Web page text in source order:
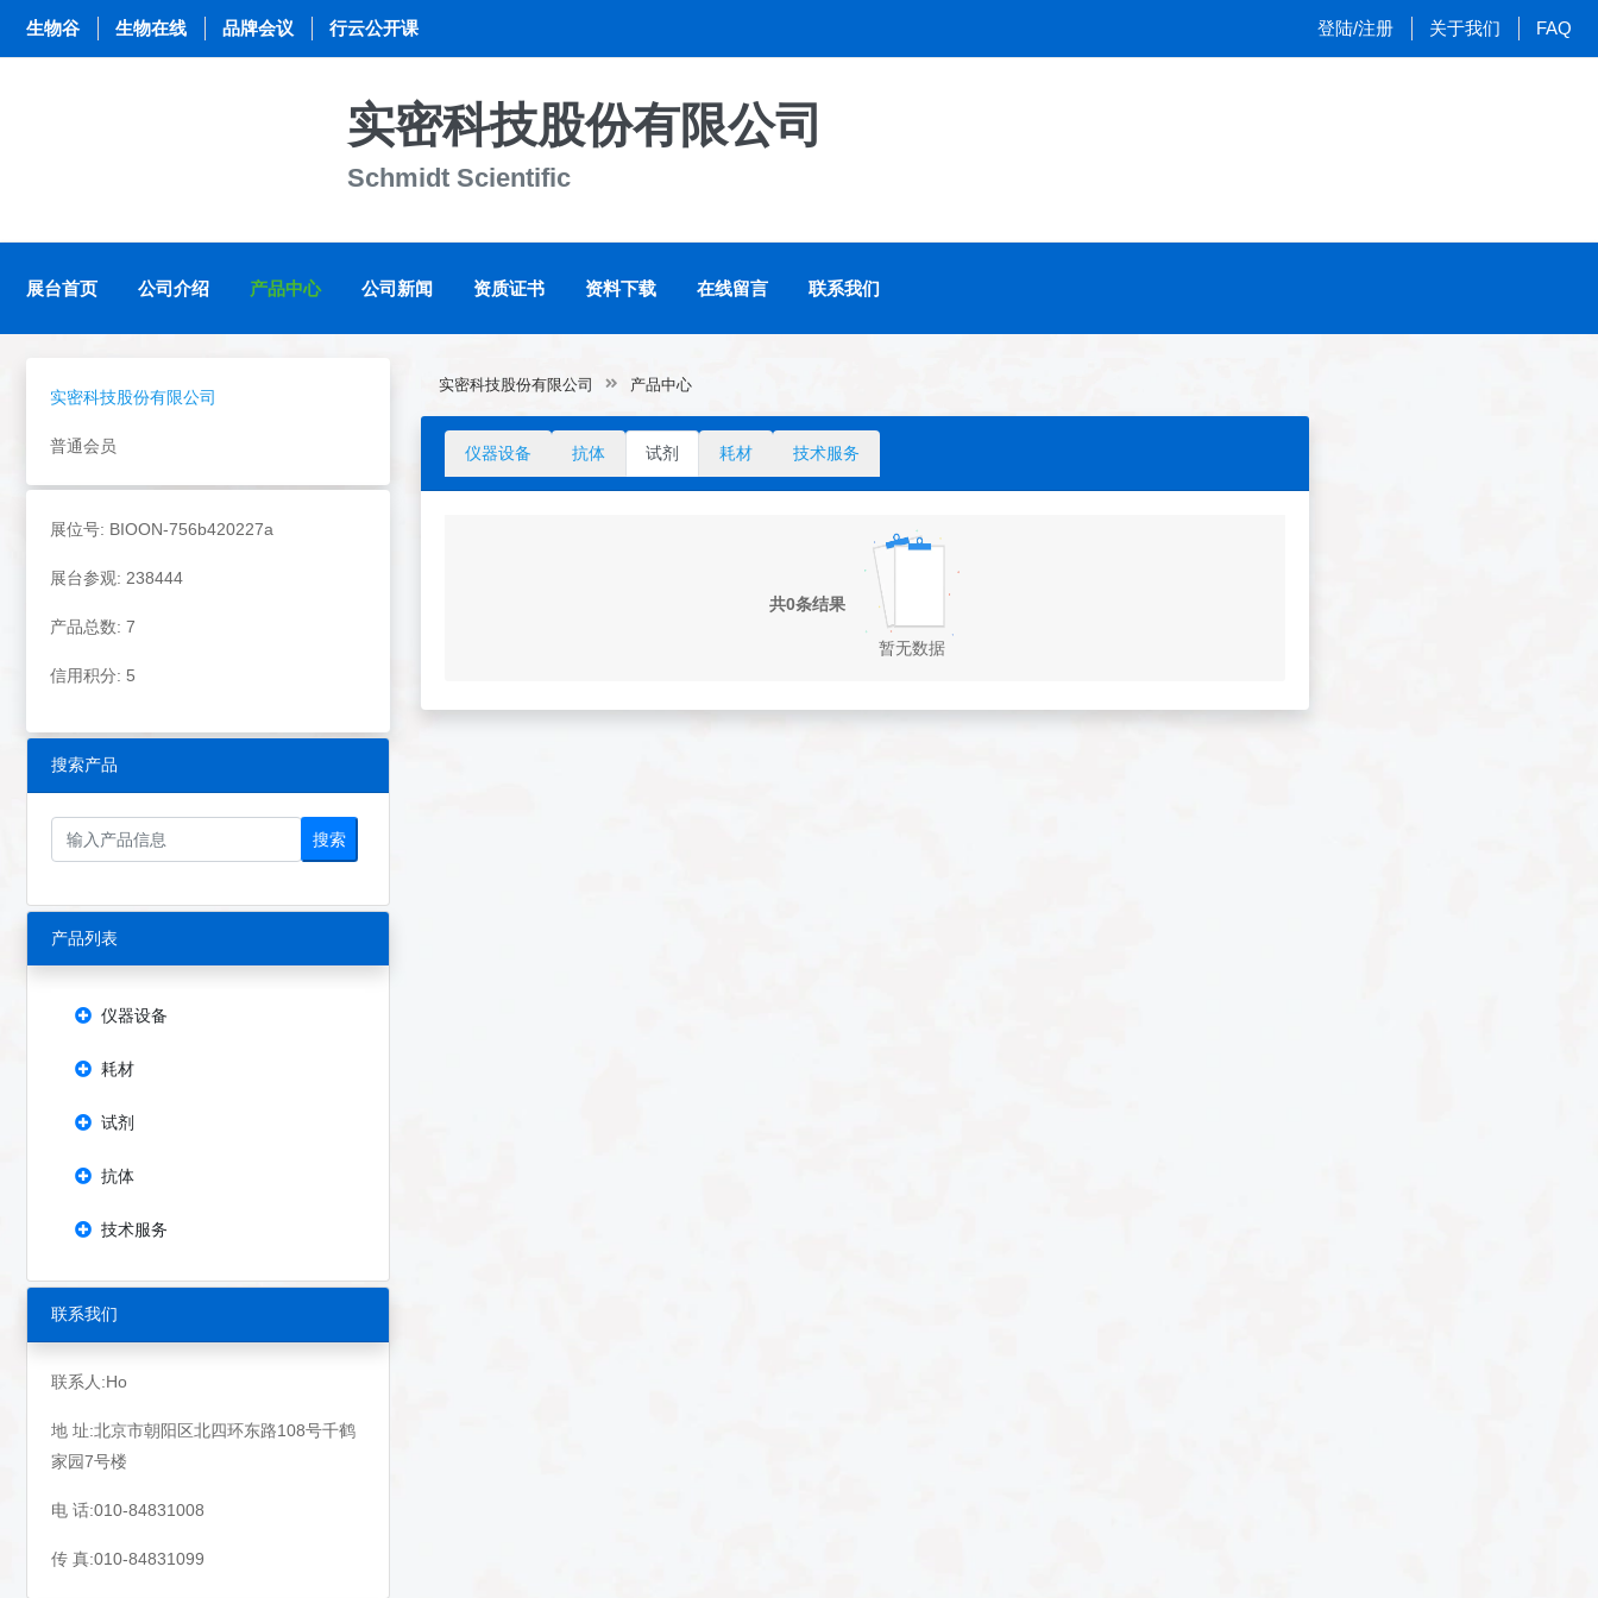
生物谷 生物在线 品牌会议 行云公开课 登陆/注册 关于我们 FAQ
实密科技股份有限公司
Schmidt Scientific
展台首页 公司介绍 产品中心 公司新闻 资质证书 资料下载 在线留言 联系我们
实密科技股份有限公司
普通会员
展位号: BIOON-756b420227a
展台参观: 238444
产品总数: 7
信用积分: 5
搜索产品
搜索
产品列表
仪器设备
耗材
试剂
抗体
技术服务
联系我们
联系人:Ho
地 址:北京市朝阳区北四环东路108号千鹤
家园7号楼
电 话:010-84831008
传 真:010-84831099
实密科技股份有限公司 产品中心
仪器设备 抗体 试剂 耗材 技术服务
共0条结果
暂无数据